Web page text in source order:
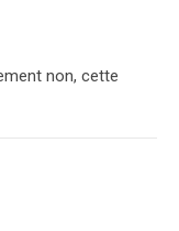
non, cette